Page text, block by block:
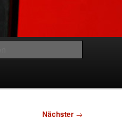
Nächster →